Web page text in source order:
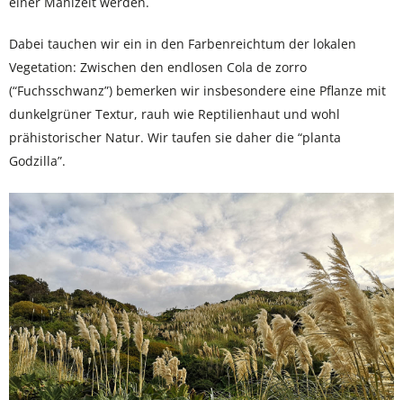
Dabei tauchen wir ein in den Farbenreichtum der lokalen
Vegetation: Zwischen den endlosen Cola de zorro
(“Fuchsschwanz”) bemerken wir insbesondere eine Pflanze mit
dunkelgrüner Textur, rauh wie Reptilienhaut und wohl
prähistorischer Natur. Wir taufen sie daher die “planta
Godzilla”.